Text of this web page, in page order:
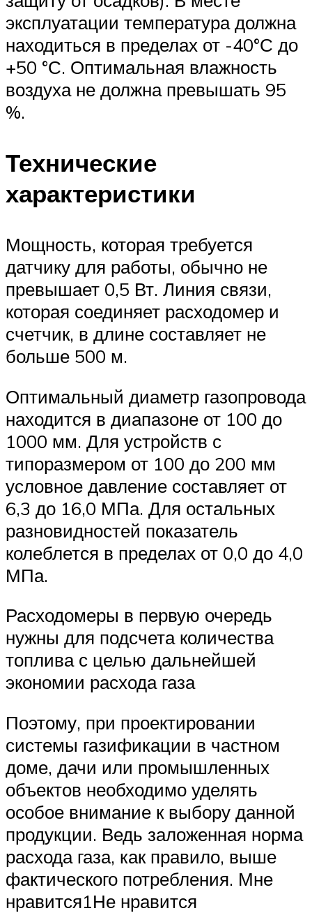
эксплуатации температура должна
находиться в пределах от -40°С до
+50 °С. Оптимальная влажность
воздуха не должна превышать 95
%.
Технические
характеристики
Мощность, которая требуется
датчику для работы, обычно не
превышает 0,5 Вт. Линия связи,
которая соединяет расходомер и
счетчик, в длине составляет не
больше 500 м.
Оптимальный диаметр газопровода
находится в диапазоне от 100 до
1000 мм. Для устройств с
типоразмером от 100 до 200 мм
условное давление составляет от
6,3 до 16,0 МПа. Для остальных
разновидностей показатель
колеблется в пределах от 0,0 до 4,0
МПа.
Расходомеры в первую очередь
нужны для подсчета количества
топлива с целью дальнейшей
экономии расхода газа
Поэтому, при проектировании
системы газификации в частном
доме, дачи или промышленных
объектов необходимо уделять
особое внимание к выбору данной
продукции. Ведь заложенная норма
расхода газа, как правило, выше
фактического потребления. Мне
нравится1Не нравится